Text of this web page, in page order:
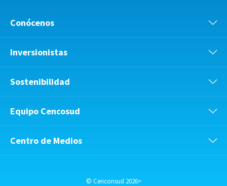
Conócenos
Inversionistas
Sostenibilidad
Equipo Cencosud
Centro de Medios
© Cenconsud 2026>